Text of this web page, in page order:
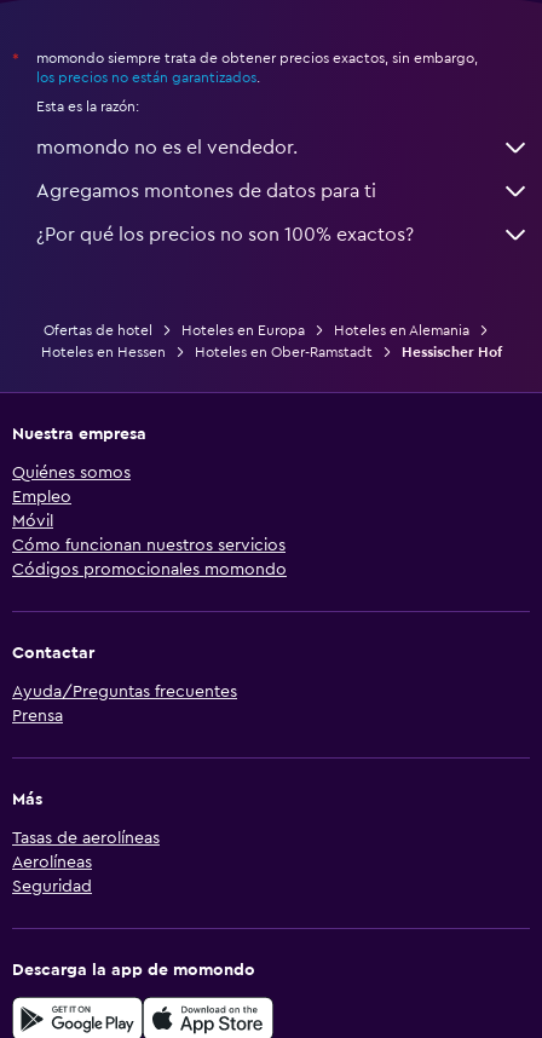
*
momondo siempre trata de obtener precios exactos, sin embargo,
los precios no están garantizados
Esta es la razón:
momondo no es el vendedor.
Agregamos montones de datos para ti
¿Por qué los precios no son 100% exactos?
Ofertas de hotel Hoteles en Europa
Hoteles en Alemania
Hoteles en Hessen
Hoteles en Ober-Ramstadt Hessischer Hof
Nuestra empresa
Quiénes somos
Empleo
Móvil
Cómo funcionan nuestros servicios
Códigos promocionales momondo
Contactar
Ayuda/Preguntas frecuentes
Prensa
Más
Tasas de aerolíneas
Aerolíneas
Seguridad
Descarga la app de momondo